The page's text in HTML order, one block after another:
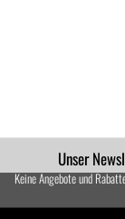
Unser
Keine Angebote und